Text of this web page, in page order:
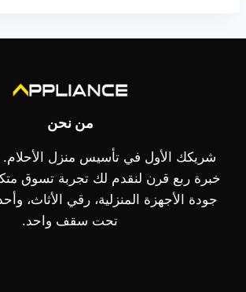
من نحن
شريكك الأول في تأسيس منزل
خبرة ربع قرن لنقدم لك تجربة تسوق
جودة الأجهزة المنزلية، رقي الأثاث،
تحت سقف واحد.